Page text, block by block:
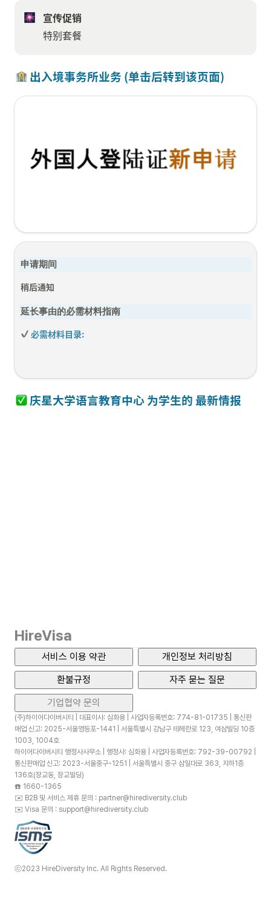
宣传促销
特别套餐
出入境事务所业务 (单击后转到该页面)
申请期间
稍后通知
延长事由的必需材料指南
必需材料目录:
庆星大学语言教育中心 为学生的 最新情报
HireVisa
서비스 이용 약관
개인정보 처리방침
환불규정
자주 묻는 질문
기업협약 문의
(주)하이어다이버시티 | 대표이사: 심화용 | 사업자등록번호: 774-81-01735 | 통신판
매업 신고: 2025-서울영등포-1441 | 서울특별시 강남구 테헤란로 123, 여삼빌딩 10층
1003, 1004호
하이어다이버시티 행정사사무소 | 행정사: 심화용 | 사업자등록번호: 792-39-00792 |
통신판매업 신고: 2023-서울중구-1251 | 서울특별시 중구 삼일대로 363, 지하1층
136호(장교동, 장교빌딩)
☎️ 1660-1365
✉️ B2B 및 서비스 제휴 문의 : partner@hirediversity.club
✉️ Visa 문의 : support@hirediversity.club
ⓒ2023 HireDiversity Inc. All Rights Reserved.